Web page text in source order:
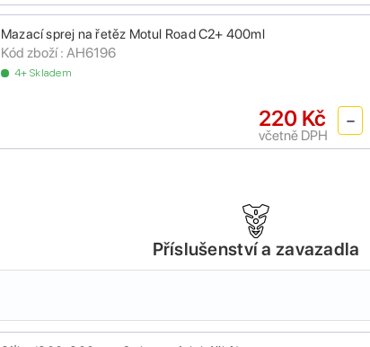
Mazací sprej na řetěz Motul Road C2+ 400ml
Kód zboží : AH6196
4+ Skladem
220 Kč
včetně DPH
Příslušenství a zavazadla